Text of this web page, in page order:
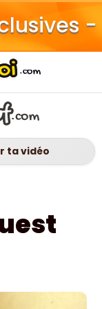
-
ta vidéo